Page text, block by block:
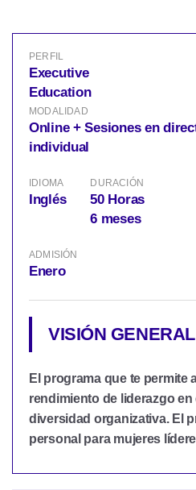
PERFIL
Executive
Education
MODALIDAD
Online + Sesiones en
individual
IDIOMA
Inglés
DURACIÓN
50 Horas
6 meses
ADMISIÓN
Enero
VISIÓN GENERAL
El programa que te permite
rendimiento de liderazgo
diversidad organizativa. El
personal para mujeres